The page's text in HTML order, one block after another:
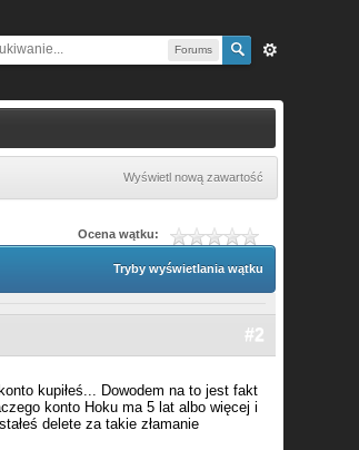
Forums
Wyświetl nową zawartość
Ocena wątku:
Tryby wyświetlania wątku
#2
kupiłeś... Dowodem na to jest fakt
konto Hoku ma 5 lat albo więcej i
delete za takie złamanie